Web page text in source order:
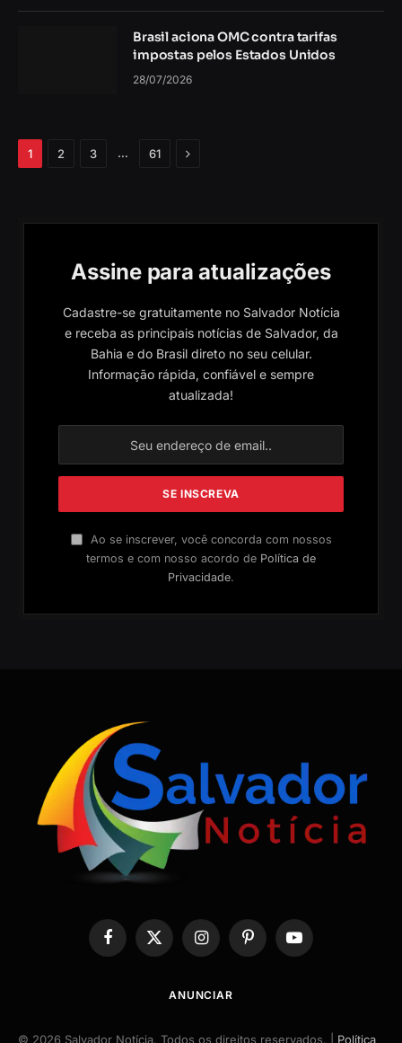
Brasil aciona OMC contra tarifas
impostas pelos Estados Unidos
28/07/2026
1 2 3 … 61 Próximo
Assine para atualizações
Cadastre-se gratuitamente no Salvador Notícia
e receba as principais notícias de Salvador, da
Bahia e do Brasil direto no seu celular.
Informação rápida, confiável e sempre
atualizada!
Ao se inscrever, você concorda com nossos
termos e com nosso acordo de Política de
Privacidade.
Facebook
X
(Twitter)
InstagramPinterestYouTube
ANUNCIAR
© 2026 Salvador Notícia. Todos os direitos reservados. | Política